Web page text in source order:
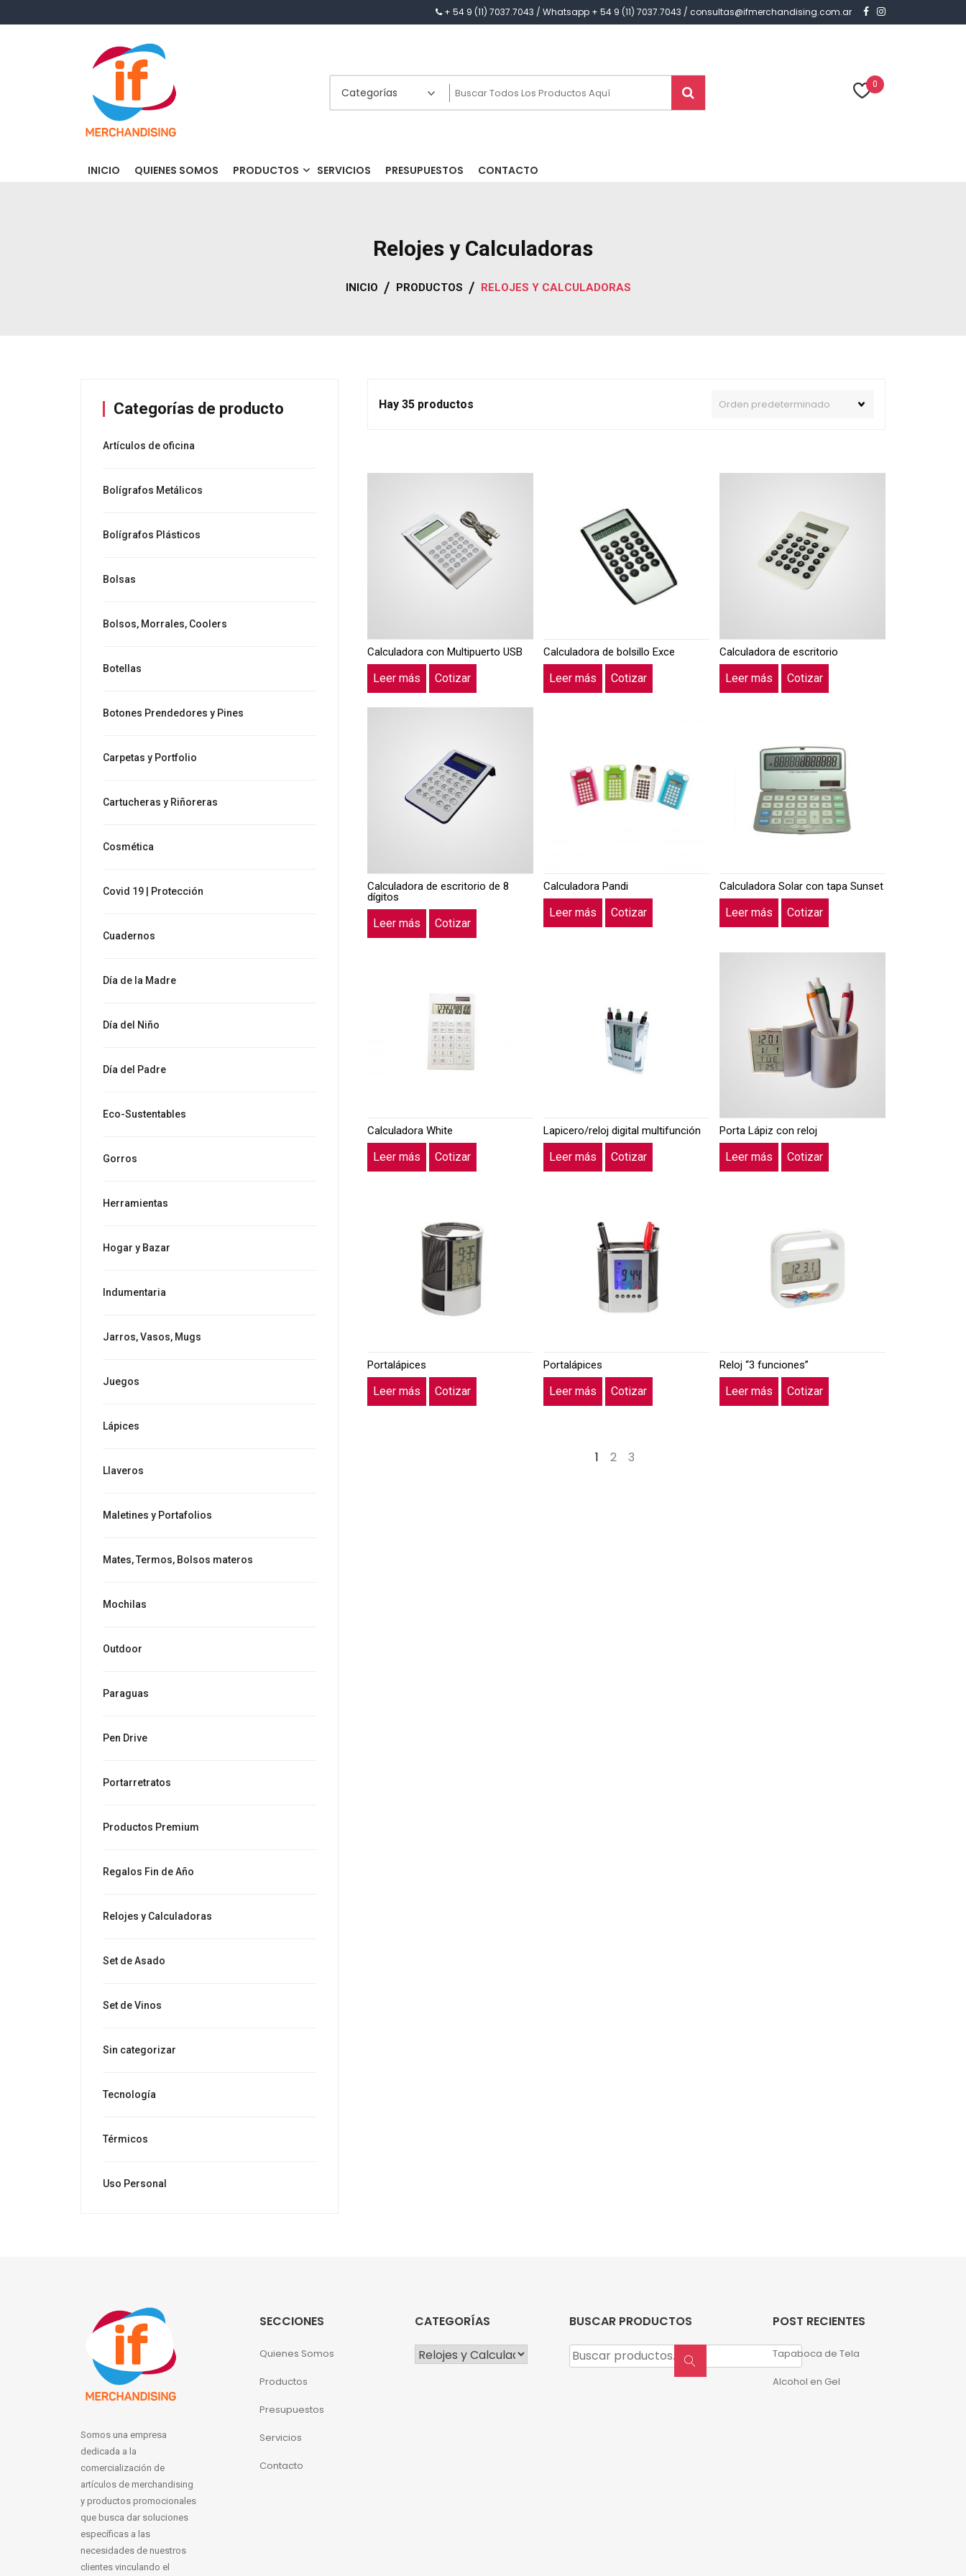
to
+ 54 9 (11) 7037.7043 / Whatsapp + 54 9 (11) 7037.7043 / consultas@ifmerchandising.com.ar
0
INICIO QUIENES SOMOS PRODUCTOS SERVICIOS PRESUPUESTOS CONTACTO
Relojes y Calculadoras
INICIO PRODUCTOS RELOJES Y CALCULADORAS
Hay 35 productos
Calculadora con Multipuerto USB
Leer más Cotizar
Calculadora de bolsillo Exce
Leer más Cotizar
Calculadora de escritorio
Leer más Cotizar
Calculadora de escritorio de 8
dígitos
Leer más Cotizar
Calculadora Pandi
Leer más Cotizar
Calculadora Solar con tapa Sunset
Leer más Cotizar
Calculadora White
Leer más Cotizar
Lapicero/reloj digital multifunción
Leer más Cotizar
Porta Lápiz con reloj
Leer más Cotizar
Portalápices
Leer más Cotizar
Portalápices
Leer más Cotizar
Reloj “3 funciones”
Leer más Cotizar
1 2 3
Categorías de producto
Artículos de oficina
Bolígrafos Metálicos
Bolígrafos Plásticos
Bolsas
Bolsos, Morrales, Coolers
Botellas
Botones Prendedores y Pines
Carpetas y Portfolio
Cartucheras y Riñoreras
Cosmética
Covid 19 | Protección
Cuadernos
Día de la Madre
Día del Niño
Día del Padre
Eco-Sustentables
Gorros
Herramientas
Hogar y Bazar
Indumentaria
Jarros, Vasos, Mugs
Juegos
Lápices
Llaveros
Maletines y Portafolios
Mates, Termos, Bolsos materos
Mochilas
Outdoor
Paraguas
Pen Drive
Portarretratos
Productos Premium
Regalos Fin de Año
Relojes y Calculadoras
Set de Asado
Set de Vinos
Sin categorizar
Tecnología
Térmicos
Uso Personal
Somos una empresa
dedicada a la
comercialización de
artículos de merchandising
y productos promocionales
que busca dar soluciones
específicas a las
necesidades de nuestros
clientes vinculando el
SECCIONES
Quienes Somos
Productos
Presupuestos
Servicios
Contacto
CATEGORÍAS BUSCAR PRODUCTOS
Buscar
por:
POST RECIENTES
Tapaboca de Tela
Alcohol en Gel